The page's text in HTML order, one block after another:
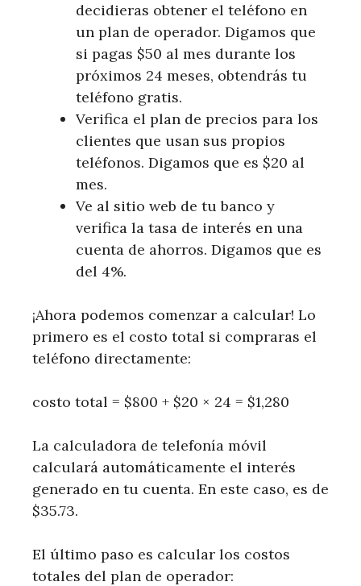
decidieras obtener el teléfono en
un plan de operador. Digamos que
si pagas $50 al mes durante los
próximos 24 meses, obtendrás tu
teléfono gratis.
Verifica el plan de precios para los
clientes que usan sus propios
teléfonos. Digamos que es $20 al
mes.
Ve al sitio web de tu banco y
verifica la tasa de interés en una
cuenta de ahorros. Digamos que es
del 4%.
¡Ahora podemos comenzar a calcular! Lo
primero es el costo total si compraras el
teléfono directamente:
costo total = $800 + $20 × 24 = $1,280
La calculadora de telefonía móvil
calculará automáticamente el interés
generado en tu cuenta. En este caso, es de
$35.73.
El último paso es calcular los costos
totales del plan de operador: